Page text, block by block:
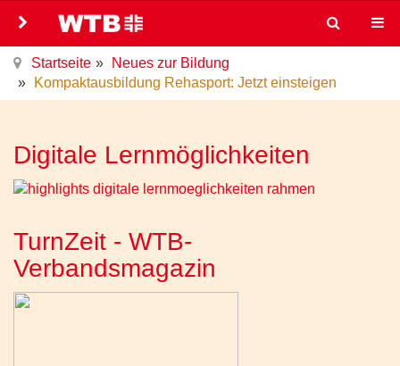
Startseite
Neues zur Bildung
Kompaktausbildung Rehasport: Jetzt einsteigen
Digitale Lernmöglichkeiten
TurnZeit - WTB-
Verbandsmagazin